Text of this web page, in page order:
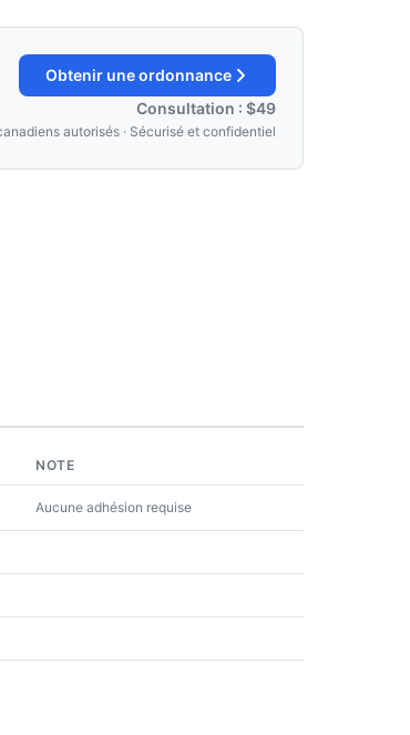
Obtenir une ordonnance
Consultation : $49
autorisés · Sécurisé et confidentiel
NOTE
Aucune adhésion requise